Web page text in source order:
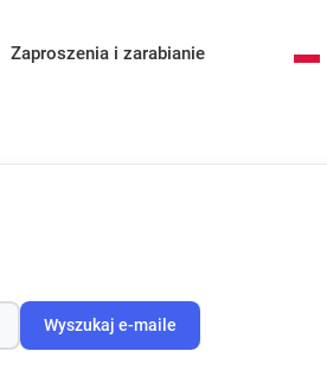
Zaproszenia i zarabianie
Wyszukaj e-maile